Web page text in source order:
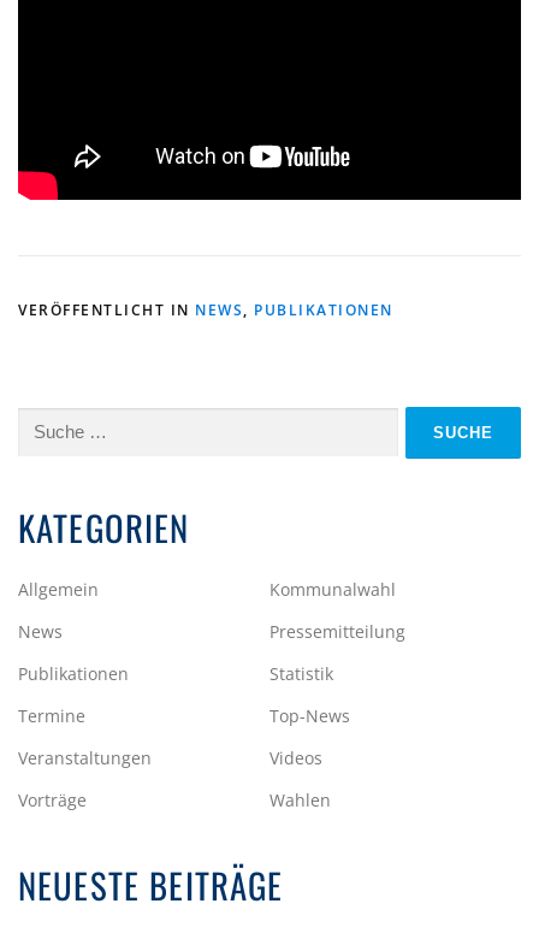
VERÖFFENTLICHT IN NEWS, PUBLIKATIONEN
Suche
KATEGORIEN
Allgemein
Kommunalwahl
News
Pressemitteilung
Publikationen
Statistik
Termine
Top-News
Veranstaltungen
Videos
Vorträge
Wahlen
NEUESTE BEITRÄGE